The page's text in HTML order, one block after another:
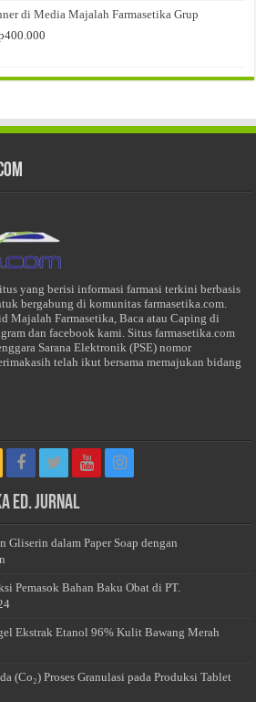
hingga
di Media Majalah Farmasetika Grup
400.000
hingga
yang berisi informasi farmasi terkini berbasis
bergabung di komunitas farmasetika.com.
Majalah Farmasetika, Baca atau Caping di
dan facebook kami. Situs farmasetika.com
Sarana Elektronik (PSE) nomor
telah ikut bersama memajukan bidang
Ed. Jurnal
dalam Paper Soap dengan
Pemasok Bahan Baku Obat di PT.
Ekstrak Etanol 96% Kulit Bawang Merah
(Co₂) Proses Granulasi pada Produksi Tablet